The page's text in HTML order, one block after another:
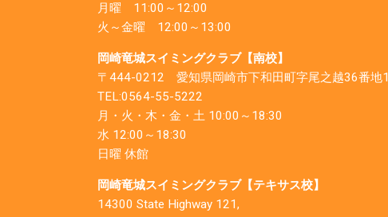
月曜 11:00～12:00
火～金曜 12:00～13:00
岡崎竜城スイミングクラブ【南校】
〒444-0212 愛知県岡崎市下和田町字尾之越36番地1
TEL:0564-55-5222
月・火・木・金・土 10:00～18:30
水 12:00～18:30
日曜 休館
岡崎竜城スイミングクラブ【テキサス校】
14300 State Highway 121,